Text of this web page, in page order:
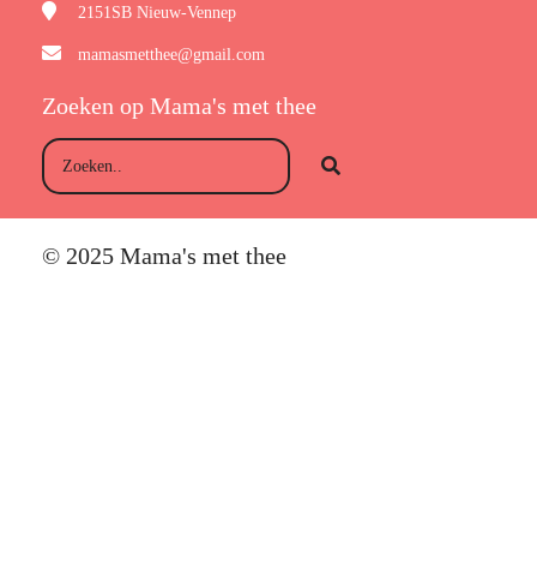
2151SB Nieuw-Vennep
mamasmetthee@gmail.com
Zoeken op Mama's met thee
© 2025 Mama's met thee